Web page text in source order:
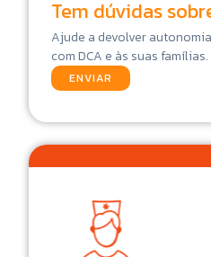
Tem dúvidas
Ajude a devolver
com DCA e às suas famílias.
ENVIAR